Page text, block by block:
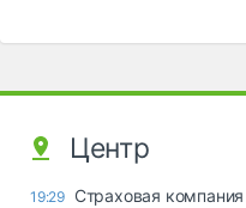
Центр
19:29 Страховая